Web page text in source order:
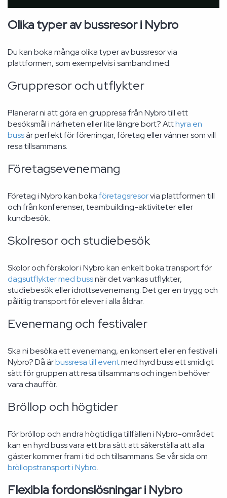
Olika typer av bussresor i Nybro
Du kan boka många olika typer av bussresor via
plattformen, som exempelvis i samband med:
Gruppresor och utflykter
Planerar ni att göra en gruppresa från Nybro till ett
besöksmål i närheten eller lite längre bort? Atthyra en
bussär perfekt för föreningar, företag eller vänner som vill
resa tillsammans.
Företagsevenemang
Företag i Nybro kan bokaföretagsresorvia plattformen till
och från konferenser, teambuilding-aktiviteter eller
kundbesök.
Skolresor och studiebesök
Skolor och förskolor i Nybro kan enkelt boka transport för
dagsutflykter med bussnär det vankas utflykter,
studiebesök eller idrottsevenemang. Det ger en trygg och
pålitlig transport för elever i alla åldrar.
Evenemang och festivaler
Ska ni besöka ett evenemang, en konsert eller en festival i
Nybro? Då ärbussresa till eventmed hyrd buss ett smidigt
sätt för gruppen att resa tillsammans och ingen behöver
vara chaufför.
Bröllop och högtider
För bröllop och andra högtidliga tillfällen i Nybro-området
kan en hyrd buss vara ett bra sätt att säkerställa att alla
gäster kommer fram i tid och tillsammans. Se vår sida om
bröllopstransport i Nybro.
Flexibla fordonslösningar i Nybro